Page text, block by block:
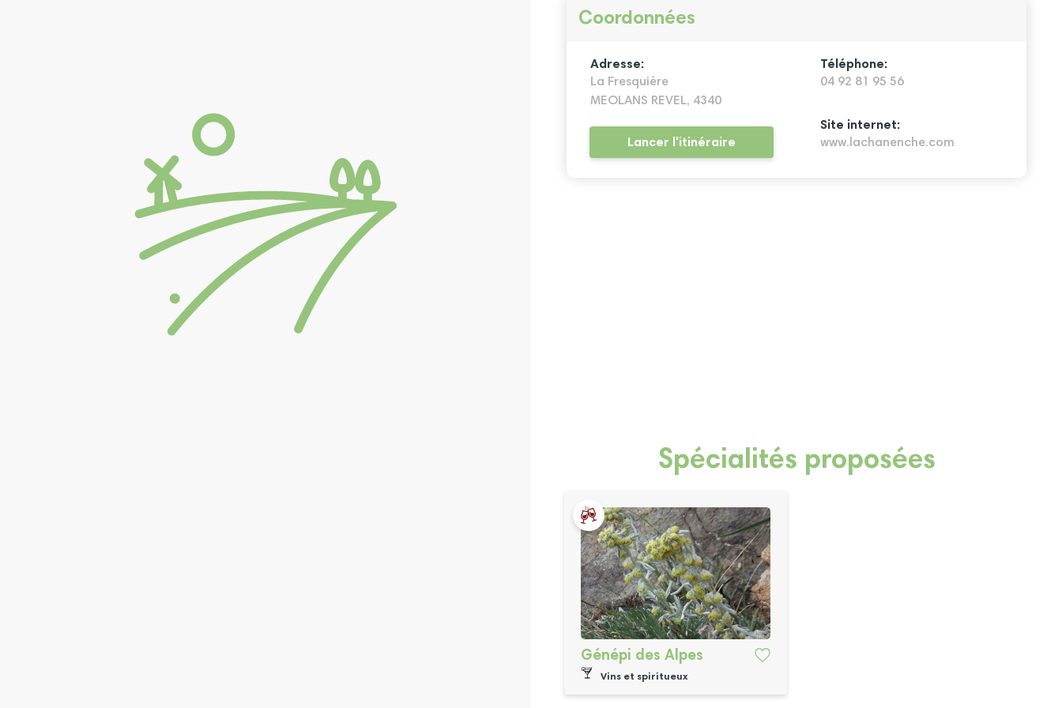
Coordonnées
Adresse:
La Fresquière
MEOLANS REVEL, 4340
Téléphone:
04 92 81 95 56
Lancer l'itinéraire
Site internet:
www.lachanenche.com
Spécialités proposées
Génépi des Alpes
Vins et spiritueux